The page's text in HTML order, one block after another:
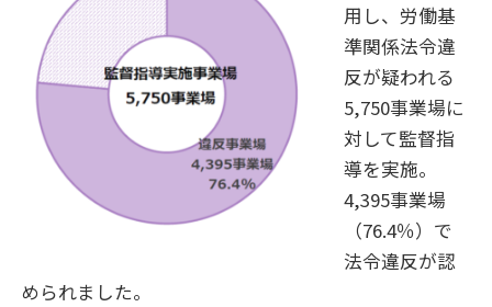
用し、労働基
準関係法令違
反が疑われる
5,750事業場に
対して監督指
導を実施。
4,395事業場
（76.4％）で
法令違反が認
められました。